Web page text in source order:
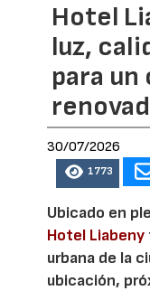
Hotel
luz,
para un
30/07/2026
1773
Ubicado en
Hotel Liabeny
urbana de la
ubicación,